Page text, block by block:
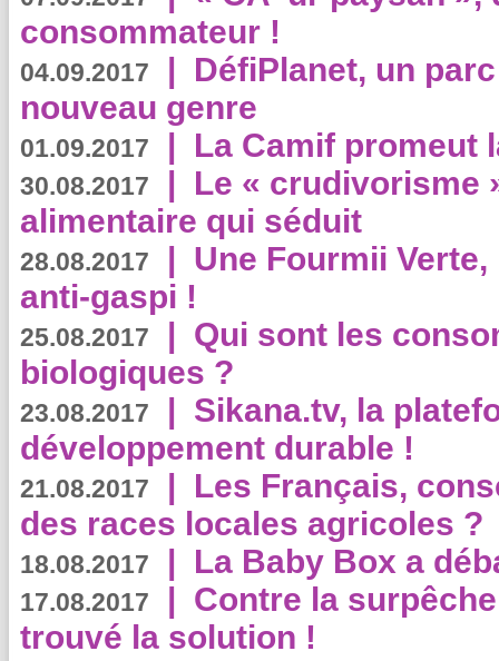
consommateur !
04.09.2017 | DéfiPlanet, un
nouveau genre
01.09.2017 | La Camif promeut
30.08.2017 | Le « crudivorisme
alimentaire qui séduit
28.08.2017 | Une Fourmii
anti-gaspi !
25.08.2017 | Qui sont les
biologiques ?
23.08.2017 | Sikana.tv, la
développement durable !
21.08.2017 | Les Français,
des races locales agricoles ?
18.08.2017 | La Baby Box a
17.08.2017 | Contre la
trouvé la solution !